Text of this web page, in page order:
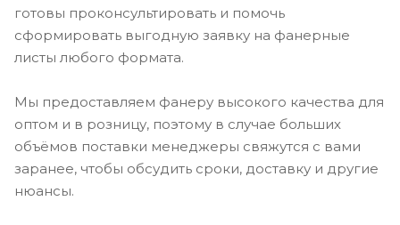
готовы проконсультировать и помочь
сформировать выгодную заявку на фанерные
листы любого формата.
Мы предоставляем фанеру высокого качества для
оптом и в розницу, поэтому в случае больших
объёмов поставки менеджеры свяжутся с вами
заранее, чтобы обсудить сроки, доставку и другие
нюансы.